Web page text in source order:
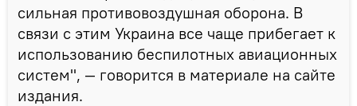
сильная противовоздушная оборона. В
связи с этим Украина все чаще прибегает к
использованию беспилотных авиационных
систем", — говорится в материале на сайте
издания.